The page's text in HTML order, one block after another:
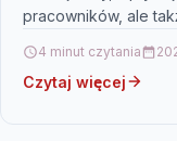
pracowników, ale
4 minut czytania
Czytaj więcej